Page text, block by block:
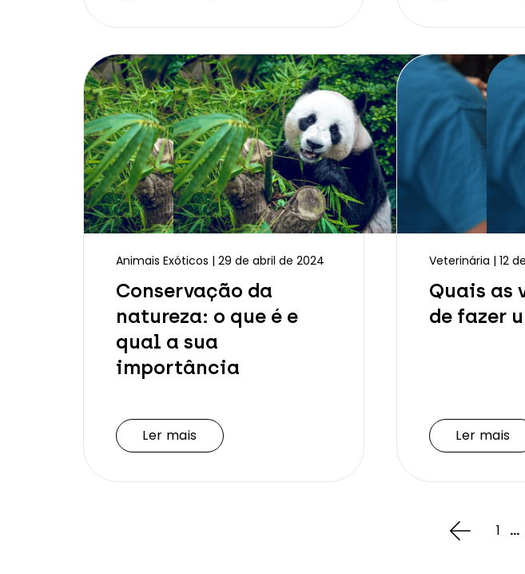
Animais Exóticos | 29 de abril de 2024
Conservação da
natureza: o que é e
qual a sua
importância
Ler mais
Veterinária | 12
Quais as
de fazer
Ler mais
1 ...